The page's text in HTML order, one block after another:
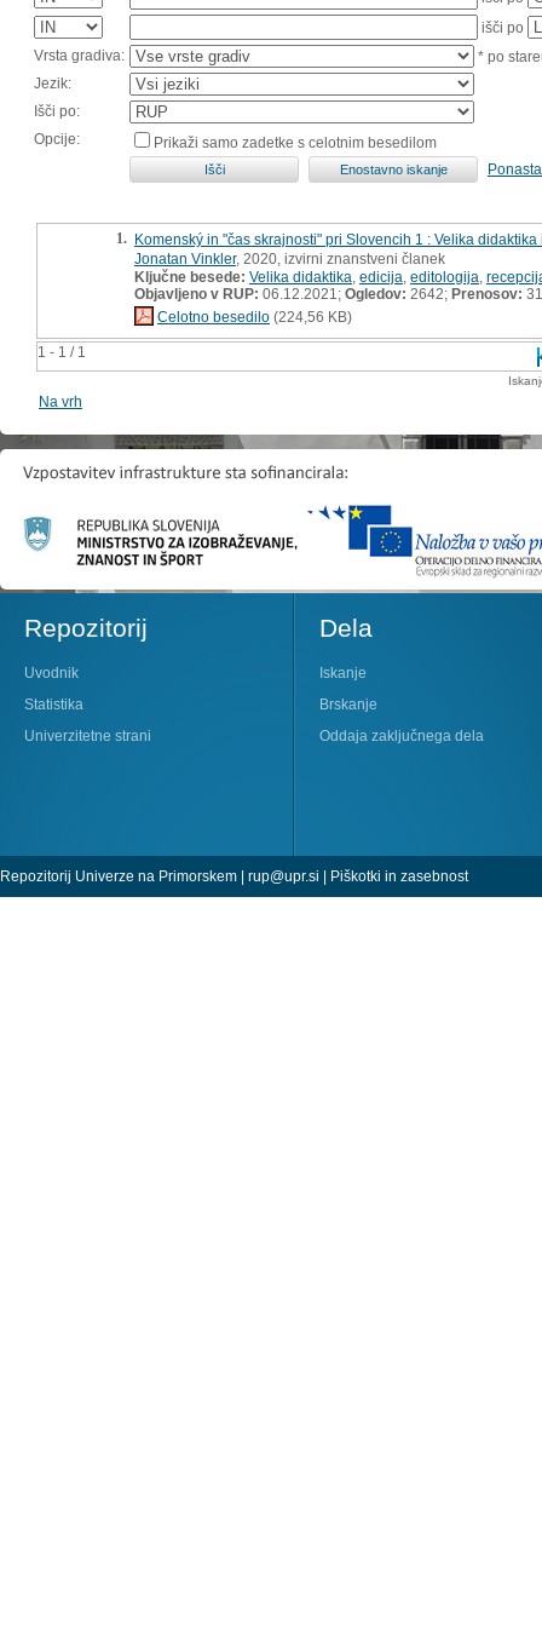
išči po
Vrsta gradiva:
* po
Jezik:
Išči po:
Opcije:
Prikaži samo zadetke s celotnim besedilom
1 - 1 / 1
1. Komenský in "čas skrajnosti" pri Slovencih 1 : Velika
Jonatan Vinkler, 2020, izvirni znanstveni članek
Ključne besede: Velika didaktika edicija editologija
Objavljeno v RUP: 06.12.2021; Ogledov: 2642; Prenosov: 31
Celotno besedilo (224,56 KB)
Na vrh
Repozitorij
Uvodnik
Statistika
Univerzitetne strani
Dela
Iskanje
Brskanje
Oddaja zaključnega dela
Repozitorij Univerze na Primorskem | rup@upr.si | Piškotki in zasebnost